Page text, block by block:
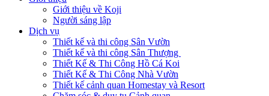
Giới thiệu về Koji
Người sáng lập
Dịch vụ
Thiết kế và thi công Sân Vườn
Thiết kế và thi công Sân Thượng
Thiết Kế & Thi Công Hồ Cá Koi
Thiết Kế & Thi Công Nhà Vườn
Thiết kế cảnh quan Homestay và Resort